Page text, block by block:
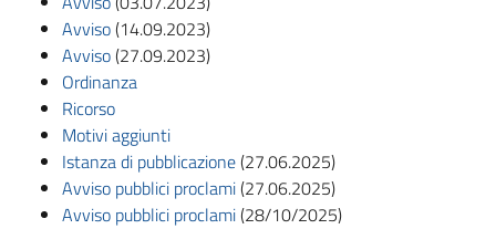
Avviso(14.09.2023)
Avviso(27.09.2023)
Ordinanza
Ricorso
Motivi aggiunti
Istanza di pubblicazione(27.06.2025)
Avviso pubblici proclami(27.06.2025)
Avviso pubblici proclami(28/10/2025)